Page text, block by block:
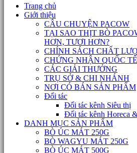
Trang chủ
Giới thiệu
CÂU CHUYỆN PACOW
TẠI SAO THỊT BÒ
HƠN, TƯƠI HƠN?
CHÍNH SÁCH CHẤT
CHỨNG NHẬN QUỐC TẾ
CÁC GIẢI THƯỞNG
TRỤ SỞ & CHI NHÁNH
NƠI CÓ BÁN SẢN PHẨM
Đối tác
Đối tác kênh Siêu thị
Đối tác kênh Horeca
DANH MỤC SẢN PHẨM
BÒ ÚC MÁT 250G
BÒ WAGYU MÁT 250G
BÒ ÚC MÁT 500G